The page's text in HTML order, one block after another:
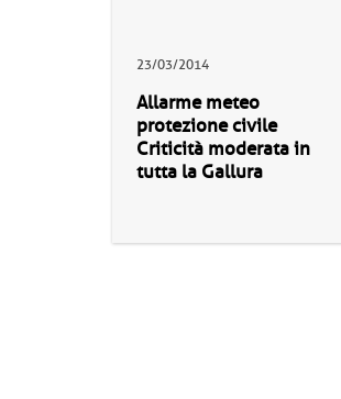
23/03/2014
Allarme meteo
protezione civile
Criticità moderata in
tutta la Gallura